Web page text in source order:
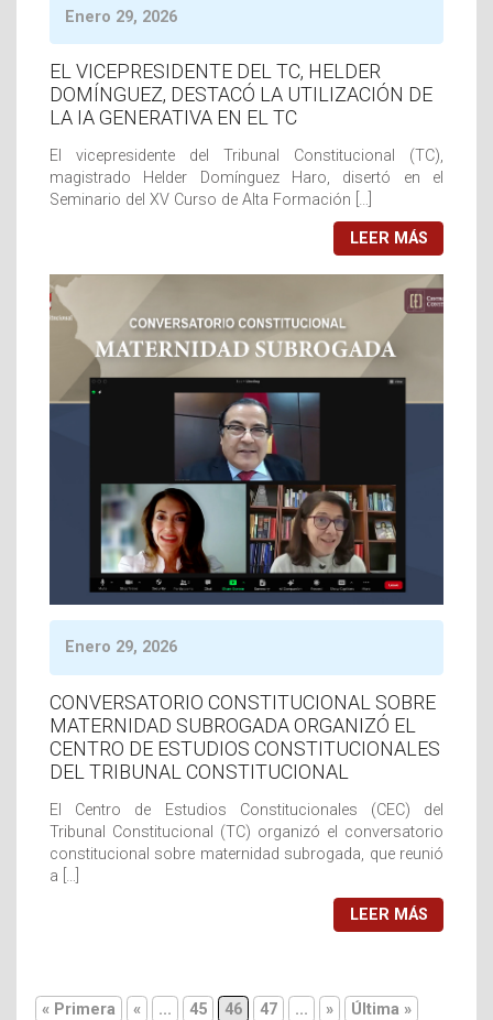
Enero 29, 2026
EL VICEPRESIDENTE DEL TC, HELDER
DOMÍNGUEZ, DESTACÓ LA UTILIZACIÓN DE
LA IA GENERATIVA EN EL TC
El vicepresidente del Tribunal Constitucional (TC),
magistrado Helder Domínguez Haro, disertó en el
Seminario del XV Curso de Alta Formación […]
LEER MÁS
Enero 29, 2026
CONVERSATORIO CONSTITUCIONAL SOBRE
MATERNIDAD SUBROGADA ORGANIZÓ EL
CENTRO DE ESTUDIOS CONSTITUCIONALES
DEL TRIBUNAL CONSTITUCIONAL
El Centro de Estudios Constitucionales (CEC) del
Tribunal Constitucional (TC) organizó el conversatorio
constitucional sobre maternidad subrogada, que reunió
a […]
LEER MÁS
« Primera « ... 45 46 47 ... » Última »